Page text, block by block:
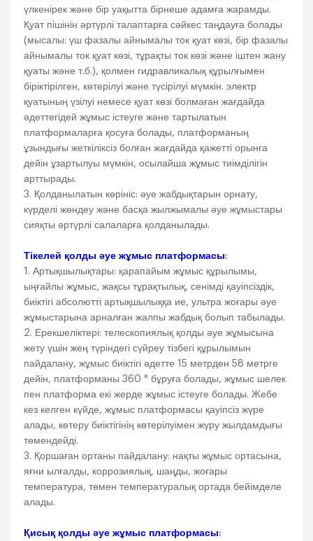
үлкенірек және бір уақытта бірнеше адамға жарамды.
Қуат пішінін әртүрлі талаптарға сәйкес таңдауға болады
(мысалы: үш фазалы айнымалы ток қуат көзі, бір фазалы
айнымалы ток қуат көзі, тұрақты ток көзі және іштен жану
қуаты және т.б.), қолмен гидравликалық құрылғымен
біріктірілген, көтерілуі және түсірілуі мүмкін. электр
қуатының үзілуі немесе қуат көзі болмаған жағдайда
әдеттегідей жұмыс істеуге және тартылатын
платформаларға қосуға болады, платформаның
ұзындығы жеткіліксіз болған жағдайда қажетті орынға
дейін ұзартылуы мүмкін, осылайша жұмыс тиімділігін
арттырады.
3. Қолданылатын көрініс: әуе жабдықтарын орнату,
күрделі жөндеу және басқа жылжымалы әуе жұмыстары
сияқты әртүрлі салаларға қолданылады.
Тікелей қолды әуе жұмыс платформасы:
1. Артықшылықтары: қарапайым жұмыс құрылымы,
ыңғайлы жұмыс, жақсы тұрақтылық, сенімді қауіпсіздік,
биіктігі абсолютті артықшылыққа ие, ультра жоғары әуе
жұмыстарына арналған жалпы жабдық болып табылады.
2. Ерекшеліктері: телескопиялық қолды әуе жұмысына
жету үшін жең түріндегі сүйреу тізбегі құрылымын
пайдалану, жұмыс биіктігі әдетте 15 метрден 58 метрге
дейін, платформаны 360 ° бұруға болады, жұмыс шелек
пен платформа екі жерде жұмыс істеуге болады. Жебе
кез келген күйде, жұмыс платформасы қауіпсіз жүре
алады, көтеру биіктігінің көтерілуімен жүру жылдамдығы
төмендейді.
3. Қоршаған ортаны пайдалану: нақты жұмыс ортасына,
яғни ылғалды, коррозиялық, шаңды, жоғары
температура, төмен температуралық ортада бейімделе
алады.
Қисық қолды әуе жұмыс платформасы: